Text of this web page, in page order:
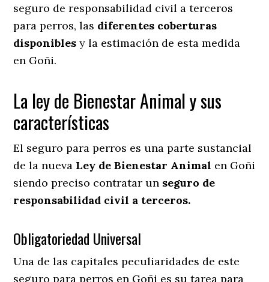
seguro de responsabilidad civil a terceros
para perros, las diferentes coberturas
disponibles y la estimación de esta medida
en Goñi.
La ley de Bienestar Animal y sus
características
El seguro para perros es una parte sustancial
de la nueva Ley de Bienestar Animal en Goñi
siendo preciso contratar un seguro de
responsabilidad civil a terceros.
Obligatoriedad Universal
Una de las capitales peculiaridades de este
seguro para perros en Goñi es su tarea para